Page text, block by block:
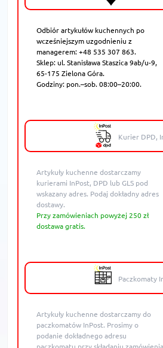
Odbiór artykułów kuchennych po
wcześniejszym uzgodnieniu z
managerem: +48 535 307 863.
Sklep: ul. Stanisława Staszica 9ab/u-9,
65-175 Zielona Góra.
Godziny: pon.–sob. 08:00–20:00.
Kurier DPD,
Artykuły kuchenne dostarczamy
kurierami InPost, DPD lub GLS pod
wskazany adres. Podaj dokładny adres
dostawy.
Przy zamówieniach powyżej 250 zł
dostawa gratis.
Paczkomaty
Artykuły kuchenne dostarczamy do
paczkomatów InPost. Prosimy o
podanie dokładnego adresu
paczkomatu przy składaniu